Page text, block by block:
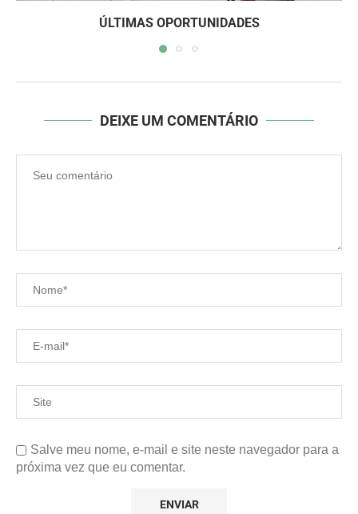
ÚLTIMAS OPORTUNIDADES
DEIXE UM COMENTÁRIO
Salve meu nome, e-mail e site neste navegador para a
próxima vez que eu comentar.